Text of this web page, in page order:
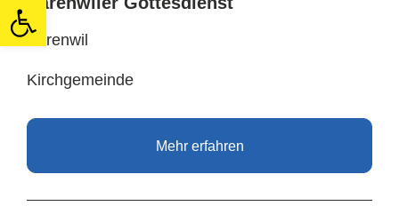
Open toolbar
Bärenwil
Kirchgemeinde
Mehr erfahren